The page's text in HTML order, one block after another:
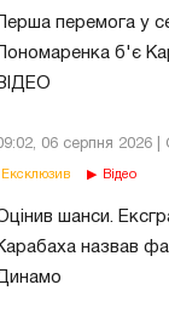
перемога у
б'є
06 серпня
Ексклюзив Відео
шанси.
назвав